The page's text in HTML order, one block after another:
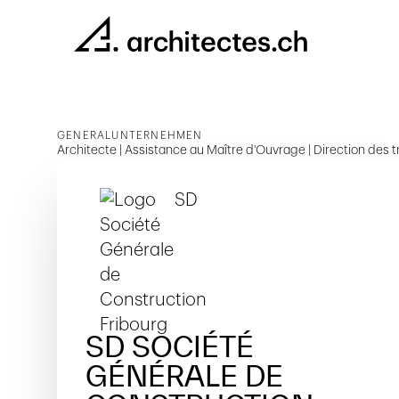
GENERALUNTERNEHMEN
Architecte | Assistance au Maître d'Ouvrage | Direction des
SD SOCIÉTÉ
GÉNÉRALE DE